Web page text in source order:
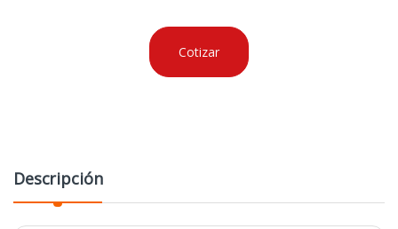
Cotizar
Descripción